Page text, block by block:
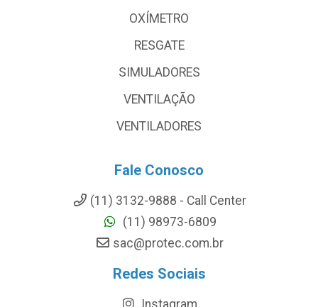
OXÍMETRO
RESGATE
SIMULADORES
VENTILAÇÃO
VENTILADORES
Fale Conosco
(11) 3132-9888 - Call Center
(11) 98973-6809
sac@protec.com.br
Redes Sociais